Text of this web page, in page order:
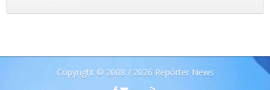
Copyright © 2008 / 2026 Repórter News